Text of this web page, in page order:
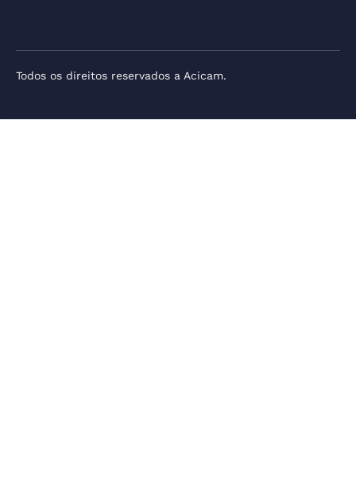
Todos os direitos reservados a Acicam.